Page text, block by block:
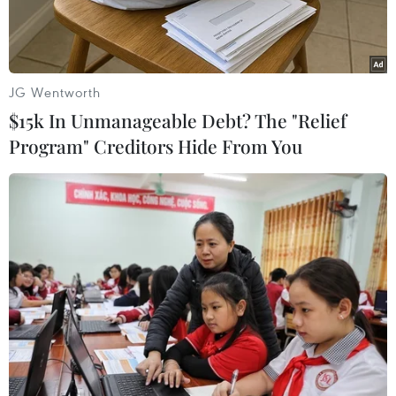
Thứ trưởng Bộ Ngoại giao Tô Anh Dũng. (Ảnh: TTXVN phát)
Công tác bảo hộ công dân và pháp nhân Việt
Nam ở nước ngoài được coi là một nhiệm vụ
quan trọng mà Đảng, Nhà nước đặt ra đối với
Chính phủ nói chung và Bộ Ngoại giao nói
JG Wentworth
$15k In Unmanageable Debt? The "Relief
Program" Creditors Hide From You